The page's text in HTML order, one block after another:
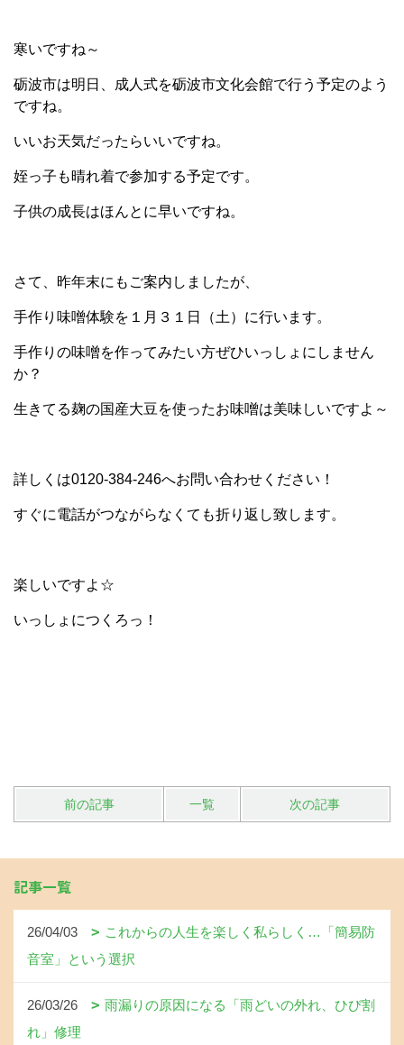
寒いですね～
砺波市は明日、成人式を砺波市文化会館で行う予定のよう
ですね。
いいお天気だったらいいですね。
姪っ子も晴れ着で参加する予定です。
子供の成長はほんとに早いですね。
さて、昨年末にもご案内しましたが、
手作り味噌体験を１月３１日（土）に行います。
手作りの味噌を作ってみたい方ぜひいっしょにしません
か？
生きてる麹の国産大豆を使ったお味噌は美味しいですよ～
詳しくは0120-384-246へお問い合わせください！
すぐに電話がつながらなくても折り返し致します。
楽しいですよ☆
いっしょにつくろっ！
前の記事 一覧 次の記事
記事一覧
26/04/03
これからの人生を楽しく私らしく…「簡易防
音室」という選択
26/03/26
雨漏りの原因になる「雨どいの外れ、ひび割
れ」修理